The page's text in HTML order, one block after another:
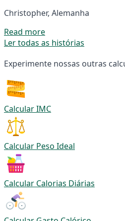
Christopher, Alemanha
Read more
Ler todas as histórias
Experimente nossas outras
Calcular IMC
Calcular Peso Ideal
Calcular Calorias Diárias